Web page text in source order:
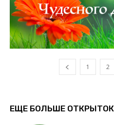
1 2
ЕЩЕ БОЛЬШЕ ОТКРЫТОК